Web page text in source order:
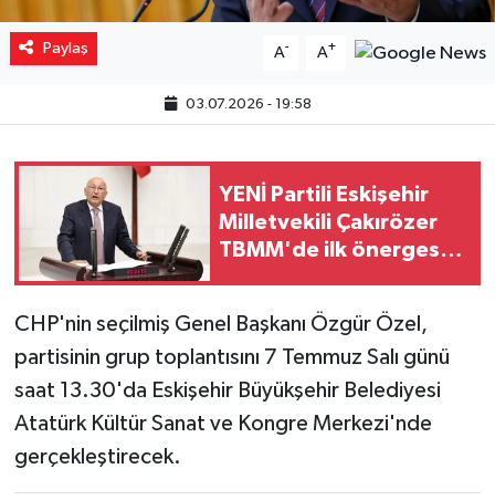
Paylaş A- A+
03.07.2026 - 19:58
YENİ Partili Eskişehir
Milletvekili Çakırözer
TBMM'de ilk önergesini
CHP'nin seçilmiş Genel Başkanı Özgür Özel,
partisinin grup toplantısını 7 Temmuz Salı günü
saat 13.30'da Eskişehir Büyükşehir Belediyesi
Atatürk Kültür Sanat ve Kongre Merkezi'nde
gerçekleştirecek.